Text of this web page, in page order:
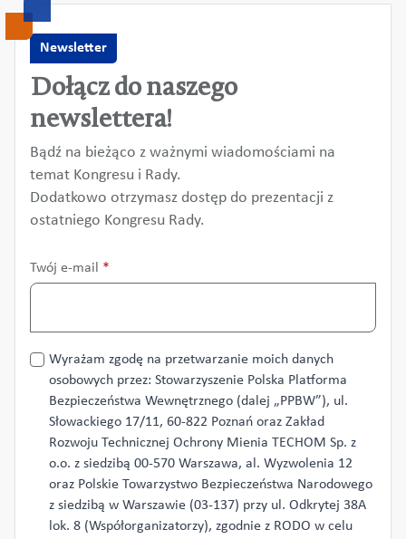
Newsletter
Dołącz do naszego
newslettera!
Bądź na bieżąco z ważnymi wiadomościami na
temat Kongresu i Rady.
Dodatkowo otrzymasz dostęp do prezentacji z
ostatniego Kongresu Rady.
Twój e-mail *
Przetwarzanie
danych
Wyrażam zgodę na przetwarzanie moich danych
osobowych przez: Stowarzyszenie Polska Platforma
Bezpieczeństwa Wewnętrznego (dalej „PPBW”), ul.
Słowackiego 17/11, 60-822 Poznań oraz Zakład
Rozwoju Technicznej Ochrony Mienia TECHOM Sp. z
o.o. z siedzibą 00-570 Warszawa, al. Wyzwolenia 12
oraz Polskie Towarzystwo Bezpieczeństwa Narodowego
z siedzibą w Warszawie (03-137) przy ul. Odkrytej 38A
lok. 8 (Współorganizatorzy), zgodnie z RODO w celu